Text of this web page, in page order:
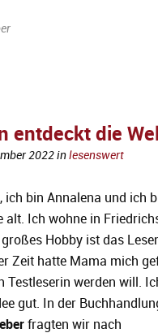
entdeckt die
2022inlesenswert
ich bin Annalena und ich
alt. Ich wohne in
Hobby ist das
Zeit hatte Mama mich
Testleserin werden will.
gut. In der
fragten wir nach